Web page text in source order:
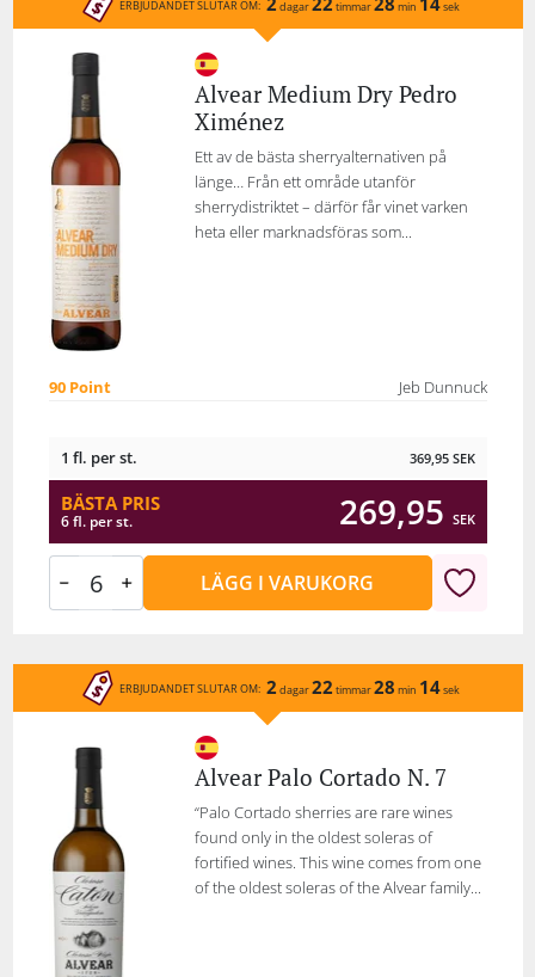
ERBJUDANDET SLUTAR OM: dagar timmar min sek
Alvear Medium Dry Pedro
Ximénez
Ett av de bästa sherryalternativen på
länge… Från ett område utanför
sherrydistriktet – därför får vinet varken
heta eller marknadsföras som...
90 Point Jeb Dunnuck
1 fl. per st. 369,95 SEK
BÄSTA PRIS
6 fl. per st. 269,95 SEK
LÄGG I VARUKORG
ERBJUDANDET SLUTAR OM: 2 dagar22 timmar28 min 14sek
Alvear Palo Cortado N. 7
“Palo Cortado sherries are rare wines
found only in the oldest soleras of
fortified wines. This wine comes from one
of the oldest soleras of the Alvear family...